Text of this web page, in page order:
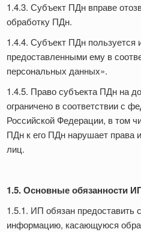
1.4.3. Субъект ПДн вправе
обработку ПДн.
1.4.4. Субъект ПДн пользуется
предоставленными ему в
персональных данных».
1.4.5. Право субъекта ПДн на
ограничено в соответствии с
Российской Федерации, в том
ПДн к его ПДн нарушает права
лиц.
1.5. Основные обязанности
1.5.1. ИП обязан предоставить
информацию, касающуюся